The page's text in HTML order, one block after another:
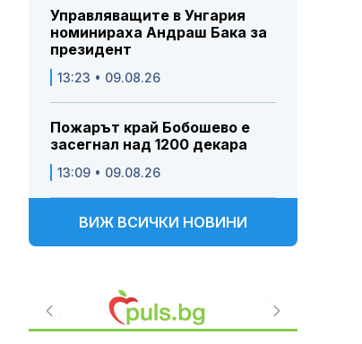
Управляващите в Унгария
номинираха Андраш Бака за
президент
13:23 • 09.08.26
Пожарът край Бобошево е
засегнал над 1200 декара
13:09 • 09.08.26
ВИЖ ВСИЧКИ НОВИНИ